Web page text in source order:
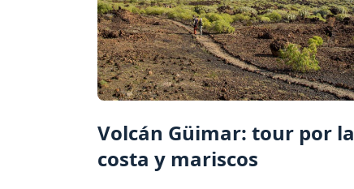
Volcán Güimar: tour por la
costa y mariscos